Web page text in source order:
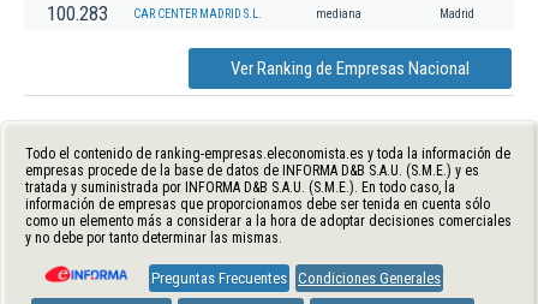
100.283 CAR CENTER MADRID S.L. mediana Madrid
Ver Ranking de Empresas Nacional
Todo el contenido de ranking-empresas.eleconomista.es y toda la información de
empresas procede de la base de datos de INFORMA D&B S.A.U. (S.M.E.) y es
tratada y suministrada por INFORMA D&B S.A.U. (S.M.E.). En todo caso, la
información de empresas que proporcionamos debe ser tenida en cuenta sólo
como un elemento más a considerar a la hora de adoptar decisiones comerciales
y no debe por tanto determinar las mismas.
Preguntas Frecuentes Condiciones Generales